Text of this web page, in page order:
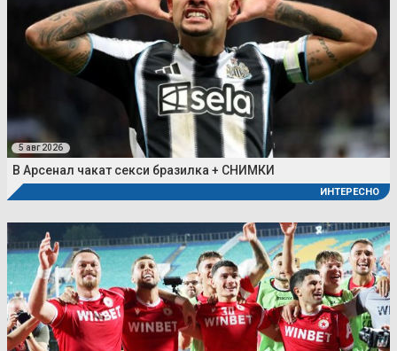
5 авг 2026
В Арсенал чакат секси бразилка + СНИМКИ
ИНТЕРЕСНО